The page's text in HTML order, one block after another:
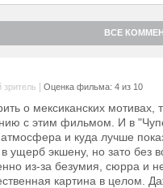
ВСЕ
Оценка фильма: 4 из 10
о мексиканских
с этим фильмом. И в
и куда лучше
в ущерб экшену, но зато без
из-за безумия, сюрра и
картина в целом.